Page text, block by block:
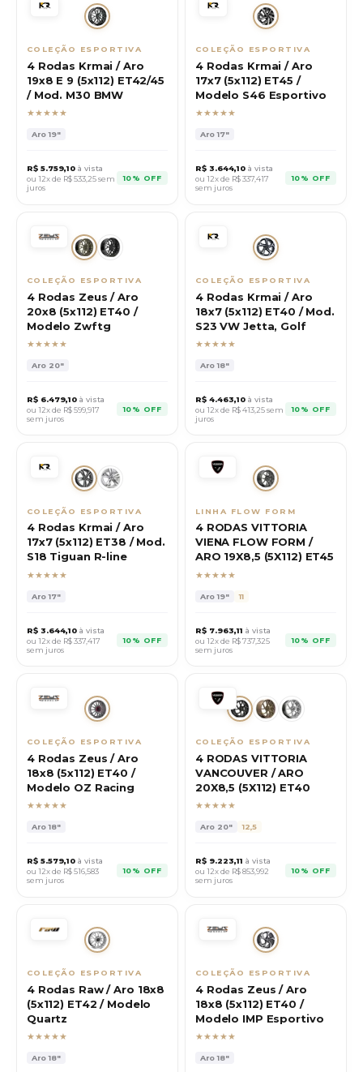
COLEÇÃO ESPORTIVA
4 Rodas Krmai / Aro
19x8 E 9 (5x112) ET42/45
/ Mod. M30 BMW
★★★★★
Aro19"
R$ 5.759,10 à vista
ou 12x de R$533,25sem
juros
10% OFF
COLEÇÃO ESPORTIVA
4 Rodas Krmai / Aro
17x7 (5x112) ET45 /
Modelo S46 Esportivo
★★★★★
Aro17"
R$ 3.644,10 à vista
ou 12x de R$337,417
sem juros
10% OFF
COLEÇÃO ESPORTIVA
4 Rodas Zeus / Aro
20x8 (5x112) ET40 /
Modelo Zwftg
★★★★★
Aro 20"
R$ 6.479,10 à vista
ou 12x de R$599,917
sem juros
10% OFF
COLEÇÃO ESPORTIVA
4 Rodas Krmai / Aro
18x7 (5x112) ET40 / Mod.
S23 VW Jetta, Golf
★★★★★
Aro18"
R$ 4.463,10 à vista
ou 12x de R$413,25sem
juros
10% OFF
COLEÇÃO ESPORTIVA
4 Rodas Krmai / Aro
17x7 (5x112) ET38 / Mod.
S18 Tiguan R-line
★★★★★
Aro17"
R$ 3.644,10 à vista
ou 12x de R$337,417
sem juros
10% OFF
LINHA FLOW FORM
4 RODAS VITTORIA
VIENA FLOW FORM /
ARO 19X8,5 (5X112) ET45
★★★★★
Aro19" 11
R$ 7.963,11 à vista
ou 12x de R$737,325
sem juros
10% OFF
COLEÇÃO ESPORTIVA
4 Rodas Zeus / Aro
18x8 (5x112) ET40 /
Modelo OZ Racing
★★★★★
Aro18"
R$ 5.579,10 à vista
ou 12x de R$516,583
sem juros
10% OFF
COLEÇÃO ESPORTIVA
4 RODAS VITTORIA
VANCOUVER / ARO
20X8,5 (5X112) ET40
★★★★★
Aro 20" 12,5
R$ 9.223,11 à vista
ou 12x de R$853,992
sem juros
10% OFF
COLEÇÃO ESPORTIVA
4 Rodas Raw / Aro 18x8
(5x112) ET42 / Modelo
Quartz
★★★★★
Aro18"
COLEÇÃO ESPORTIVA
4 Rodas Zeus / Aro
18x8 (5x112) ET40 /
Modelo IMP Esportivo
★★★★★
Aro18"